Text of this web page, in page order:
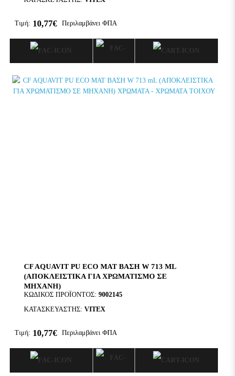
Τιμή: 10,77€ Περιλαμβάνει ΦΠΑ
CF AQUAVIT PU ECO ΜΑΤ ΒΑΣΗ W 713 ML
(ΑΠΟΚΛΕΙΣΤΙΚΑ ΓΙΑ ΧΡΩΜΑΤΙΣΜΟ ΣΕ
ΜΗΧΑΝΗ)
ΚΩΔΙΚΌΣ ΠΡΟΪΌΝΤΟΣ: 9002145
ΚΑΤΑΣΚΕΥΑΣΤΉΣ: VITEX
Τιμή: 10,77€ Περιλαμβάνει ΦΠΑ